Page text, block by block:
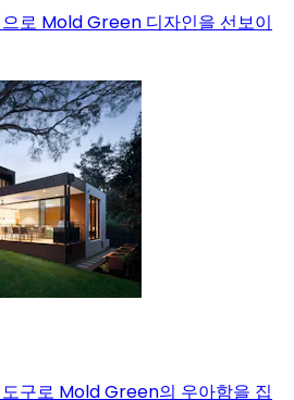
로 Mold Green 디자인을 선보이
구로 Mold Green의 우아함을 집